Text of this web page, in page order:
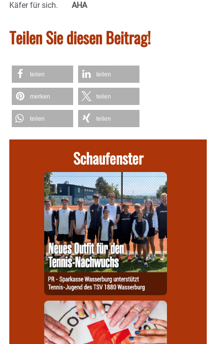
Käfer für sich. AHA
Teilen Sie diesen Beitrag!
teilen teilen
merken teilen
teilen teilen
Schaufenster